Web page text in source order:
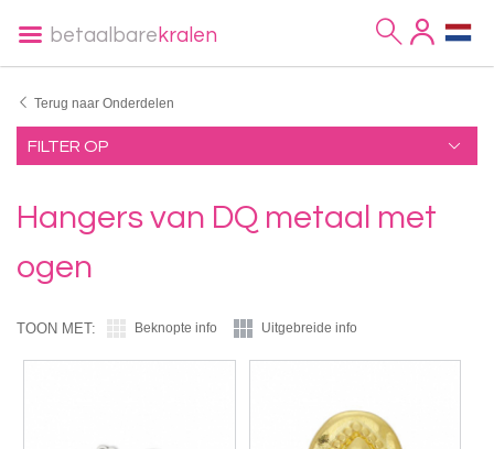
betaalbare kralen
Terug naar Onderdelen
FILTER OP
Hangers van DQ metaal met
ogen
TOON MET: Beknopte info Uitgebreide info